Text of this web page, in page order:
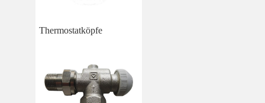
Thermostatköpfe